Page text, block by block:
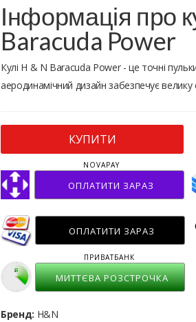
Інформація про
Baracuda Power
Кулі H & N Baracuda Power - це точні
аеродинамічний дизайн забезпечує
КУПИТИ
ОПЛАТИТИ ЗАРАЗ
NOVAPAY
ОПЛАТИТИ ЗАРАЗ
МИТТЄВА РОЗСТРОЧКА
ПРИВАТБАНК
Бренд: H&N